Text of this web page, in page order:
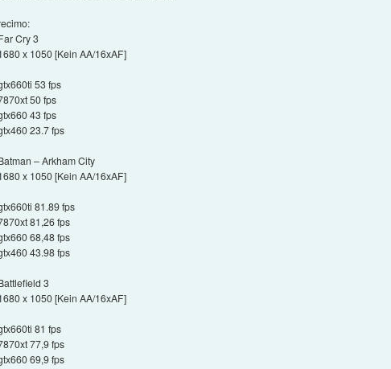
Cry 3
x 1050 [Kein AA/16xAF]
53 fps
50 fps
43 fps
23.7 fps
– Arkham City
x 1050 [Kein AA/16xAF]
81.89 fps
81,26 fps
68,48 fps
43.98 fps
3
x 1050 [Kein AA/16xAF]
81 fps
77,9 fps
69,9 fps